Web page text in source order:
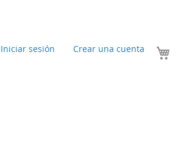
Iniciar sesión Crear una cuenta